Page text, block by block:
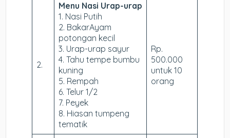
2.
Menu Nasi Urap-urap
1. Nasi Putih
2. BakarAyam
potongan kecil
3. Urap-urap sayur
4. Tahu tempe bumbu
kuning
5. Rempah
6. Telur 1/2
7. Peyek
8. Hiasan tumpeng
tematik
Rp.
500.000
untuk 10
orang